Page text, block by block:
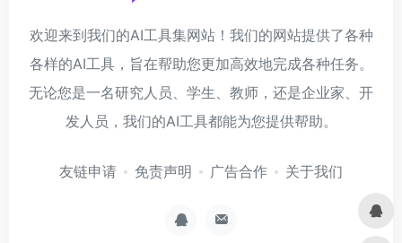
欢迎来到我们的AI工具集网站！我们的网站提供了各种
各样的AI工具，旨在帮助您更加高效地完成各种任务。
无论您是一名研究人员、学生、教师，还是企业家、开
发人员，我们的AI工具都能为您提供帮助。
友链申请 免责声明 广告合作 关于我们